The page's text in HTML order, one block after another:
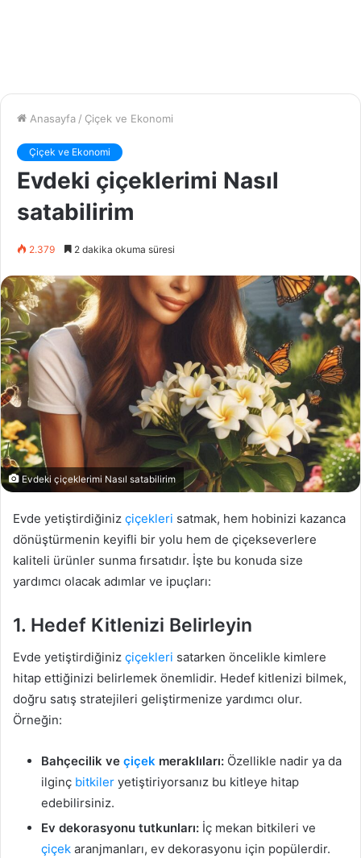
Anasayfa / Çiçek ve Ekonomi
Çiçek ve Ekonomi
Evdeki çiçeklerimi Nasıl
satabilirim
2.379 2 dakika okuma süresi
Evdeki çiçeklerimi Nasıl satabilirim
Evde yetiştirdiğiniz çiçekleri satmak, hem hobinizi kazanca
dönüştürmenin keyifli bir yolu hem de çiçekseverlere
kaliteli ürünler sunma fırsatıdır. İşte bu konuda size
yardımcı olacak adımlar ve ipuçları:
1. Hedef Kitlenizi Belirleyin
Evde yetiştirdiğiniz çiçekleri satarken öncelikle kimlere
hitap ettiğinizi belirlemek önemlidir. Hedef kitlenizi bilmek,
doğru satış stratejileri geliştirmenize yardımcı olur.
Örneğin:
Bahçecilik ve çiçek meraklıları: Özellikle nadir ya da
ilginç bitkiler yetiştiriyorsanız bu kitleye hitap
edebilirsiniz.
Ev dekorasyonu tutkunları: İç mekan bitkileri ve
çiçek aranjmanları, ev dekorasyonu için popülerdir.